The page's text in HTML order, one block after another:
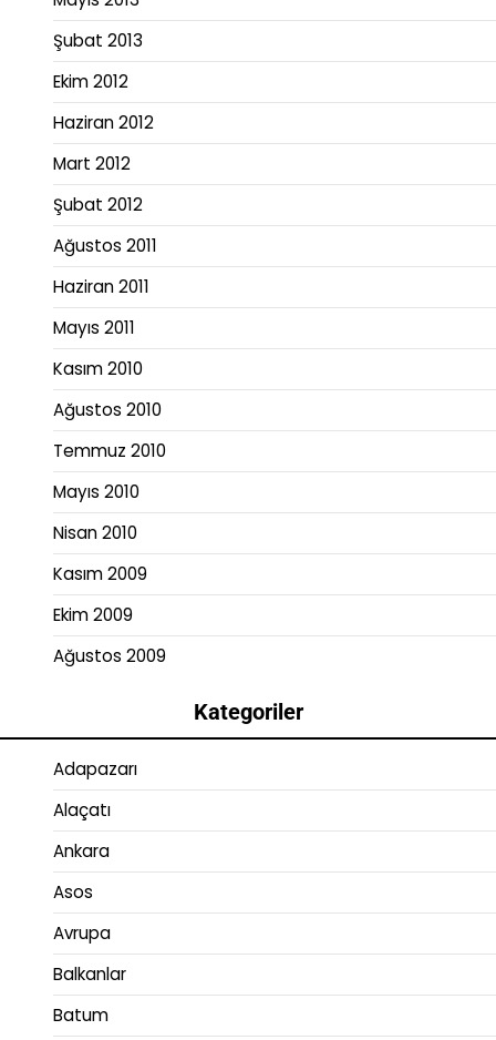
Şubat 2013
Ekim 2012
Haziran 2012
Mart 2012
Şubat 2012
Ağustos 2011
Haziran 2011
Mayıs 2011
Kasım 2010
Ağustos 2010
Temmuz 2010
Mayıs 2010
Nisan 2010
Kasım 2009
Ekim 2009
Ağustos 2009
Kategoriler
Adapazarı
Alaçatı
Ankara
Asos
Avrupa
Balkanlar
Batum